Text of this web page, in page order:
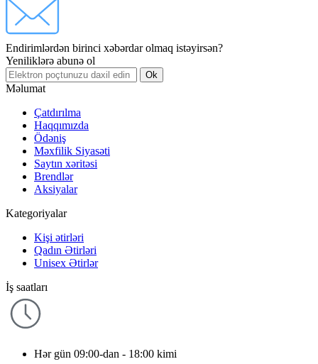
Endirimlərdən birinci xəbərdar olmaq istəyirsən?
Yeniliklərə abunə ol
Ok
Məlumat
Çatdırılma
Haqqımızda
Ödəniş
Məxfilik Siyasəti
Saytın xəritəsi
Brendlər
Aksiyalar
Kategoriyalar
Kişi ətirləri
Qadın Ətirləri
Unisex Ətirlər
İş saatları
Hər gün 09:00-dan - 18:00 kimi